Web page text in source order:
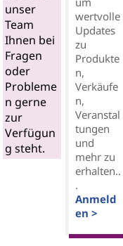
unser
Team
Ihnen bei
Fragen
oder
Probleme
n gerne
zur
Verfügun
g steht.
wertvolle
Updates
zu
Produkte
n,
Verkäufe
n,
Veranstal
tungen
und
mehr zu
erhalten..
.
Anmeld
en >